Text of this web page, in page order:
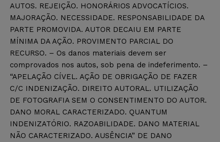
AUTOS. REJEIÇÃO. HONORÁRIOS ADVOCATÍCIOS.
MAJORAÇÃO. NECESSIDADE. RESPONSABILIDADE DA
PARTE PROMOVIDA. AUTOR DECAIU EM PARTE
MÍNIMA DA AÇÃO. PROVIMENTO PARCIAL DO
RECURSO. – Os danos materiais devem ser
comprovados nos autos, sob pena de indeferimento. –
“APELAÇÃO CÍVEL. AÇÃO DE OBRIGAÇÃO DE FAZER
C/C INDENIZAÇÃO. DIREITO AUTORAL. UTILIZAÇÃO
DE FOTOGRAFIA SEM O CONSENTIMENTO DO AUTOR.
DANO MORAL CARACTERIZADO. QUANTUM
INDENIZATÓRIO. RAZOABILIDADE. DANO MATERIAL
NÃO CARACTERIZADO. AUSÊNCIA” DE DANO